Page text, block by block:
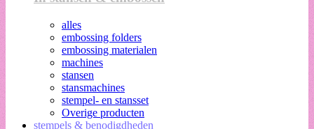
alles
embossing folders
embossing materialen
machines
stansen
stansmachines
stempel- en stansset
Overige producten
stempels & benodigdheden